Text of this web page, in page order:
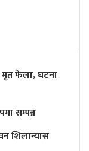
मृत फेला, घटना
सम्पन्न
शिलान्यास